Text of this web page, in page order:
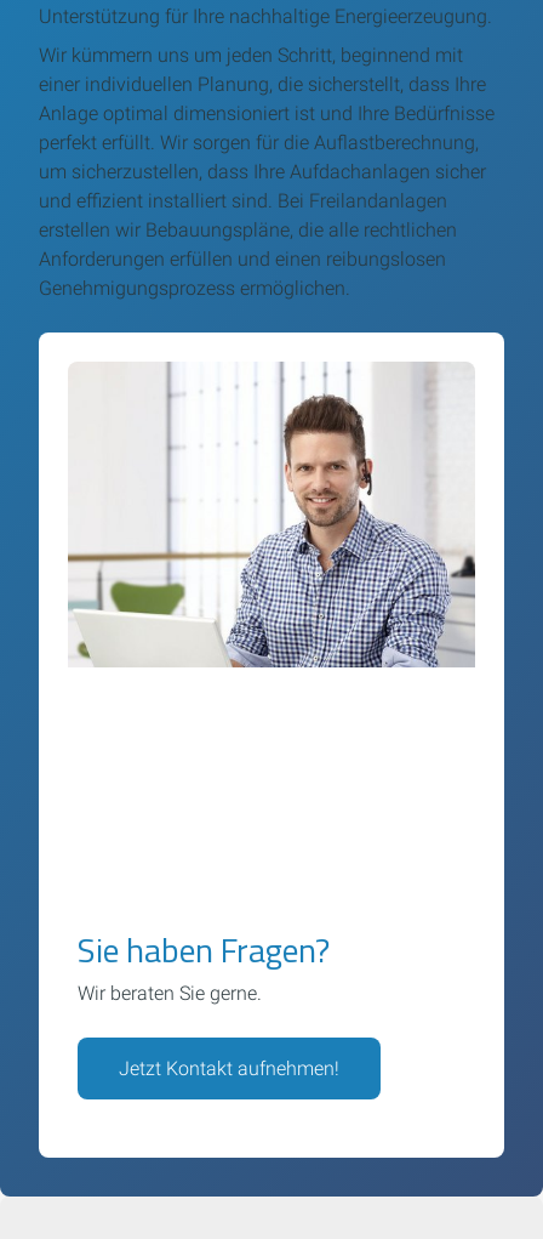
Unterstützung für Ihre nachhaltige Energieerzeugung.
Wir kümmern uns um jeden Schritt, beginnend mit
einer individuellen Planung, die sicherstellt, dass Ihre
Anlage optimal dimensioniert ist und Ihre Bedürfnisse
perfekt erfüllt. Wir sorgen für die Auflastberechnung,
um sicherzustellen, dass Ihre Aufdachanlagen sicher
und effizient installiert sind. Bei Freilandanlagen
erstellen wir Bebauungspläne, die alle rechtlichen
Anforderungen erfüllen und einen reibungslosen
Genehmigungsprozess ermöglichen.
Sie haben Fragen?
Wir beraten Sie gerne.
Jetzt Kontakt aufnehmen!